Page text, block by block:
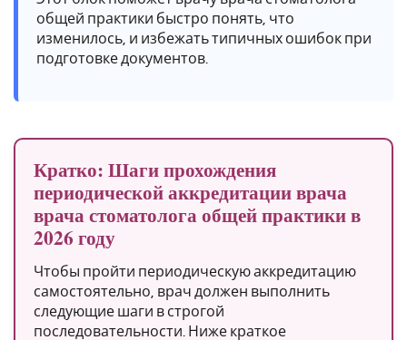
общей практики быстро понять, что
изменилось, и избежать типичных ошибок при
подготовке документов.
Кратко: Шаги прохождения
периодической аккредитации врача
врача стоматолога общей практики в
2026 году
Чтобы пройти периодическую аккредитацию
самостоятельно, врач должен выполнить
следующие шаги в строгой
последовательности. Ниже краткое